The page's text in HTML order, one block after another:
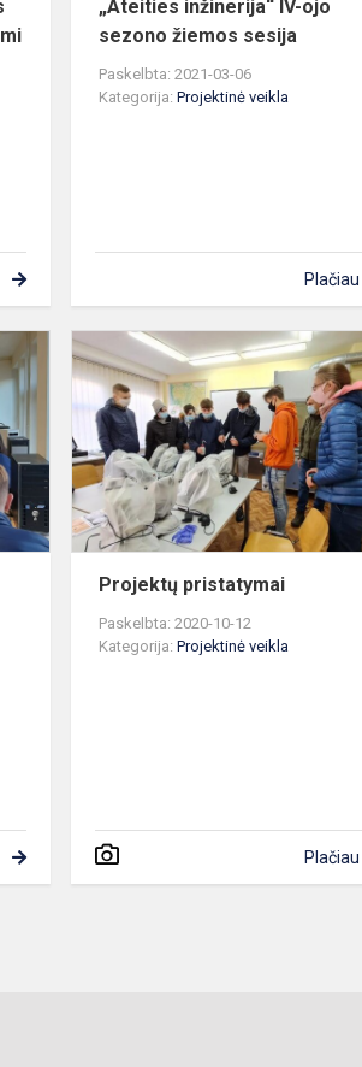
„Ateities inžinerija“ IV-ojo
sezono žiemos sesija
Paskelbta: 2021-03-06
Kategorija:Projektinė veikla
Plačiau
STEAM
braižymo
programos
Projektų pristatymai
Paskelbta: 2020-10-12
Kategorija:Projektinė veikla
Plačiau